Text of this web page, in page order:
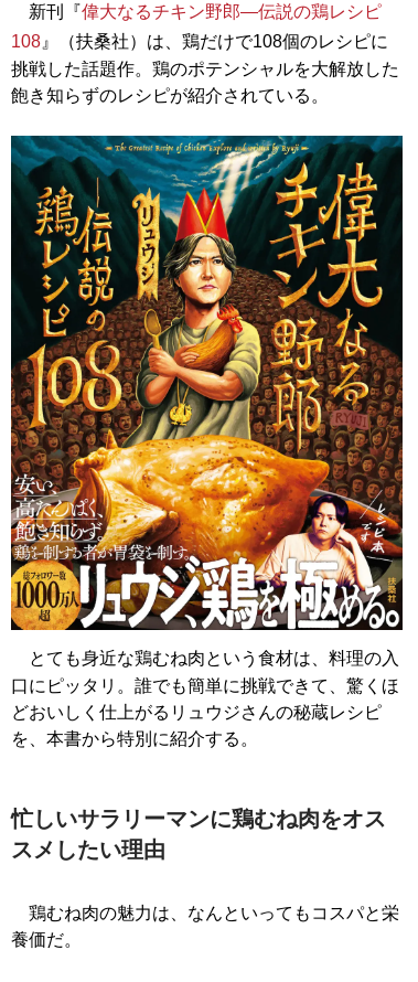
新刊『偉大なるチキン野郎―伝説の鶏レシピ
108 』（扶桑社）は、鶏だけで108個のレシピに
挑戦した話題作。鶏のポテンシャルを大解放した
飽き知らずのレシピが紹介されている。
とても身近な鶏むね肉という食材は、料理の入
口にピッタリ。誰でも簡単に挑戦できて、驚くほ
どおいしく仕上がるリュウジさんの秘蔵レシピ
を、本書から特別に紹介する。
忙しいサラリーマンに鶏むね肉をオス
スメしたい理由
鶏むね肉の魅力は、なんといってもコスパと栄
養価だ。